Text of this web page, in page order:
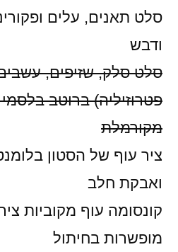
סלט תאנים, עלים
ודבש
סלט סלק, שזיפים,
פטרוזיליה) ברוטב
מקורמלת
ציר עוף של הסטון
ואבקת חלב
קונסומה עוף מקוביות
מופשרות בחיתול